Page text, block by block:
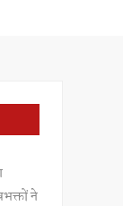
ने